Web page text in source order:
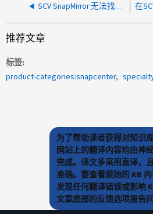
SCV SnapMirror 无法找到二级系统，因为未添加该系统
推荐文章
标签
product-categories:snapcenter
为了帮助读者获得对知识
网站上的翻译内容均由神
完成。译文多采用直译，
准确。要查看原始的 KB
发现任何翻译错误或影响
文章底部的反馈选项报告问